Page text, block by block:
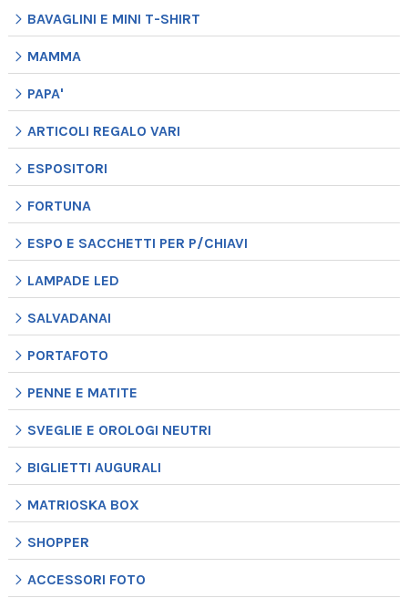
BAVAGLINI E MINI T-SHIRT
MAMMA
PAPA'
ARTICOLI REGALO VARI
ESPOSITORI
FORTUNA
ESPO E SACCHETTI PER P/CHIAVI
LAMPADE LED
SALVADANAI
PORTAFOTO
PENNE E MATITE
SVEGLIE E OROLOGI NEUTRI
BIGLIETTI AUGURALI
MATRIOSKA BOX
SHOPPER
ACCESSORI FOTO